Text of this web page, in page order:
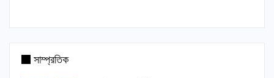
সাম্প্রতিক